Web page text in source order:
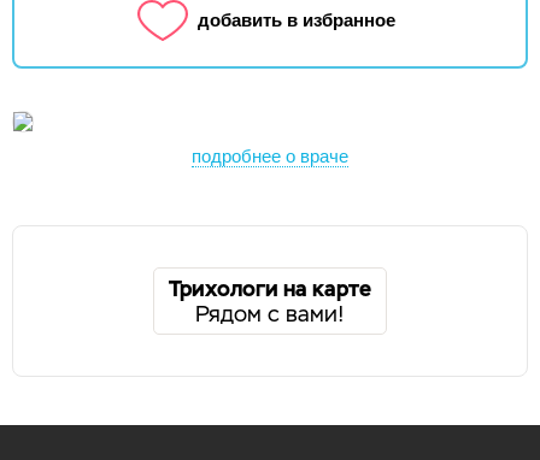
добавить в избранное
подробнее о враче
Трихологи на карте
Рядом с вами!